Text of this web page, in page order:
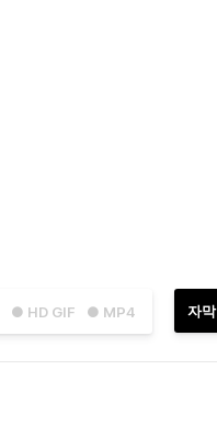
● HD GIF ● MP4 자막